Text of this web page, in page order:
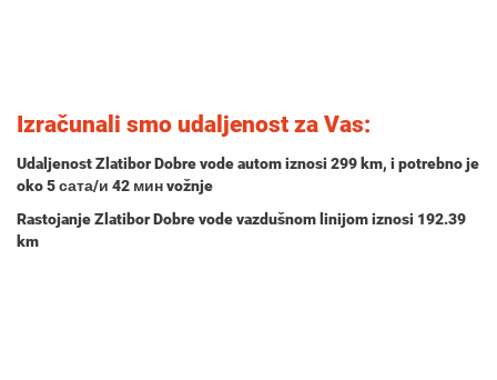
Izračunali smo udaljenost za Vas:
Udaljenost Zlatibor Dobre vode autom iznosi 299 km, i potrebno je
oko5 сата/и 42 минvožnje
Rastojanje Zlatibor Dobre vode vazdušnom linijom iznosi 192.39
km